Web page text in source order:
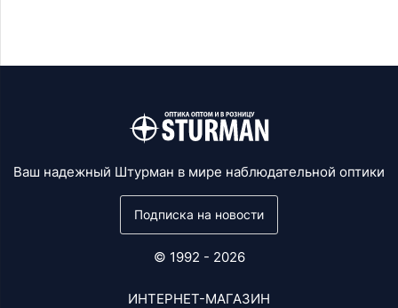
Ваш надежный Штурман в мире наблюдательной оптики
Подписка на новости
© 1992 - 2026
ИНТЕРНЕТ-МАГАЗИН